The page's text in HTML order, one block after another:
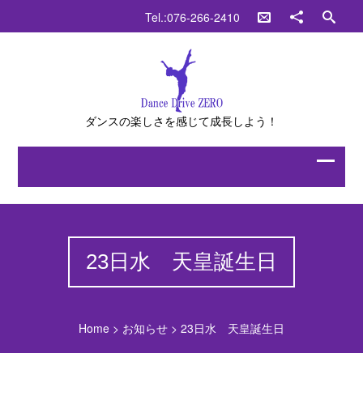
Tel.:076-266-2410
ダンスの楽しさを感じて成長しよう！
23日水 天皇誕生日
Home> お知らせ> 23日水 天皇誕生日